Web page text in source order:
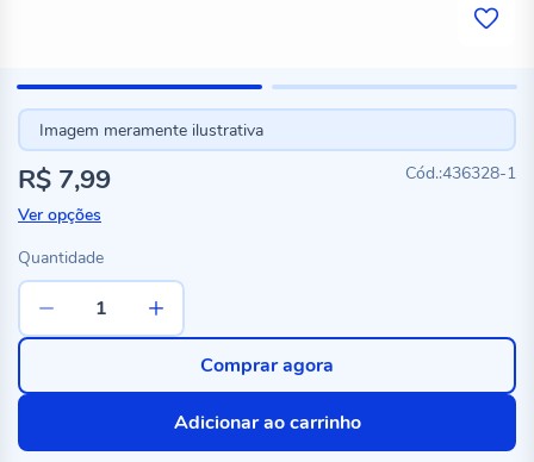
Imagem meramente ilustrativa
436328-1
R$ 7,99
Ver opções
Quantidade
Adicionar ao carrinho
Comprar agora